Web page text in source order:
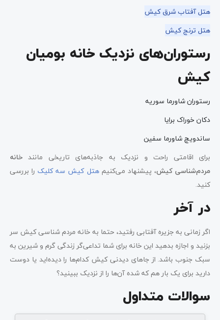
هتل آفتاب شرق کیش
هتل ترنج کیش
رستوران‌های نزدیک خانه بومیان
کیش
رستوران شاورما سوریه
دکان خوراک برایا
ساندویچ شاورما سفین
برای اقامتی راحت و نزدیک به جاذبه‌های تاریخی مانند خانه
مردم‌شناسی کیش، پیشنهاد می‌کنیمهتل کیش سه کلیک را بررسی
کنید.
در آخر
اگر زمانی به جزیره آفتابی رفتید، حتما به خانه مردم شناسی کیش سر
بزنید و اجازه بدهید این خانه برای شما تداعی‌گر زندگی گرم و شیرین به
سبک جنوب باشد. از جاهای دیدنی کیش کدام‌ها را دیده‌اید یا دوست
دارید برای یک ‌بار هم که شده آن‌ها را از نزدیک ببینید؟
سوالات متداول